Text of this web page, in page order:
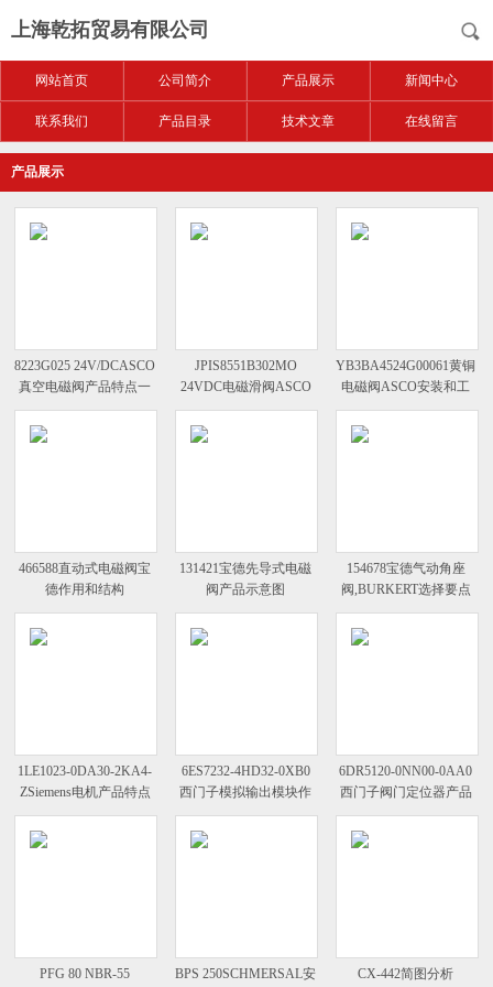
上海乾拓贸易有限公司
网站首页 公司简介 产品展示 新闻中心
联系我们 产品目录 技术文章 在线留言
产品展示
8223G025 24V/DCASCO
真空电磁阀产品特点一
览
JPIS8551B302MO
24VDC电磁滑阀ASCO
安装与使用
YB3BA4524G00061黄铜
电磁阀ASCO安装和工
作
466588直动式电磁阀宝
德作用和结构
131421宝德先导式电磁
阀产品示意图
154678宝德气动角座
阀,BURKERT选择要点
1LE1023-0DA30-2KA4-
ZSiemens电机产品特点
一览
6ES7232-4HD32-0XB0
西门子模拟输出模块作
用和结构
6DR5120-0NN00-0AA0
西门子阀门定位器产品
示意图
PFG 80 NBR-55
BPS 250SCHMERSAL安
CX-442简图分析